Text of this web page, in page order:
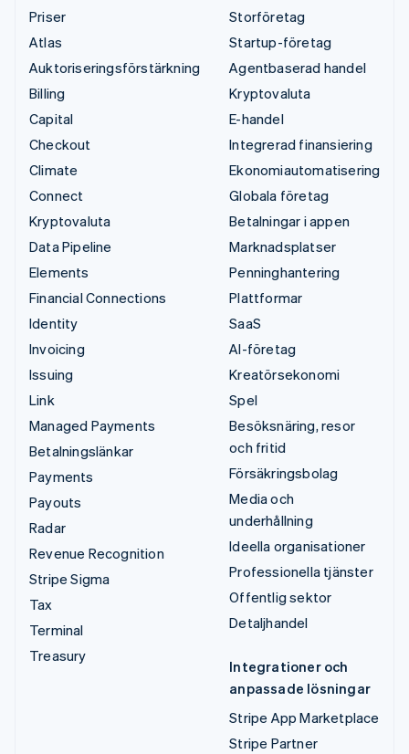
Priser
Atlas
Auktoriseringsförstärkning
Billing
Capital
Checkout
Climate
Connect
Kryptovaluta
Data Pipeline
Elements
Financial Connections
Identity
Invoicing
Issuing
Link
Managed Payments
Betalningslänkar
Payments
Payouts
Radar
Revenue Recognition
Stripe Sigma
Tax
Terminal
Treasury
Storföretag
Startup-företag
Agentbaserad handel
Kryptovaluta
E-handel
Integrerad finansiering
Ekonomiautomatisering
Globala företag
Betalningar i appen
Marknadsplatser
Penninghantering
Plattformar
SaaS
AI-företag
Kreatörsekonomi
Spel
Besöksnäring, resor
och fritid
Försäkringsbolag
Media och
underhållning
Ideella organisationer
Professionella tjänster
Offentlig sektor
Detaljhandel
Integrationer och
anpassade lösningar
Stripe App Marketplace
Stripe Partner